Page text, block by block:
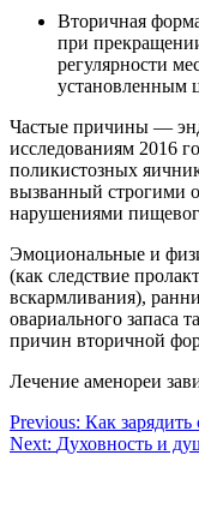
Вторичная
при
регулярности
установленным
Частые причины —
исследованиям 2016
поликистозных
вызванный строгими
нарушениями
Эмоциональные и
(как следствие
вскармливания),
овариального запаса
причин вторичной
Лечение аменореи
Навигация
по
Previous: Как зарядить
Next: Духовность и